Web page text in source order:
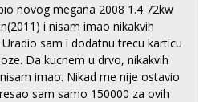
novog megana 2008 1.4 72kw
i nisam imao nikakvih
sam i dodatnu trecu karticu
Da kucnem u drvo, nikakvih
imao. Nikad me nije ostavio
sam samo 150000 za ovih